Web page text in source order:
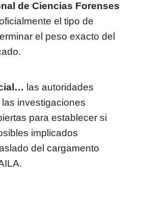
de Ciencias Forenses
el tipo de
el peso exacto del
las autoridades
investigaciones
para establecer si
implicados
del cargamento